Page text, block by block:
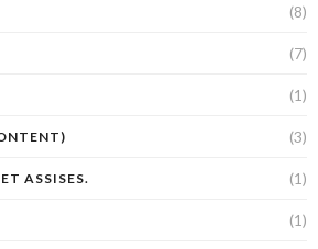
(8)
(7)
(1)
(3)
ASSISES. (1)
(1)